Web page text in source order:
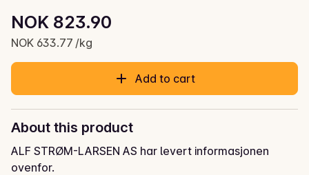
Current price is: NOK 823.90
NOK 823.90
NOK 633.77 /kg
Unit price: NOK 633.77 /kg
Add to cart
About this product
ALF STRØM-LARSEN AS har levert informasjonen
ovenfor.